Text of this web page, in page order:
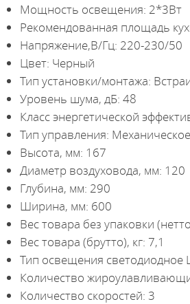
Мощность освещения: 2*3Вт
Рекомендованная площадь
Напряжение,В/Гц: 220-230/50
Цвет: Черный
Тип установки/монтажа:
Уровень шума, дБ: 48
Класс энергетической
Тип управления: Механическое
Высота, мм: 167
Диаметр воздуховода, мм: 120
Глубина, мм: 290
Ширина, мм: 600
Вес товара без упаковки
Вес товара (брутто), кг: 7,1
Тип освещения светодиодное
Количество
Количество скоростей: 3